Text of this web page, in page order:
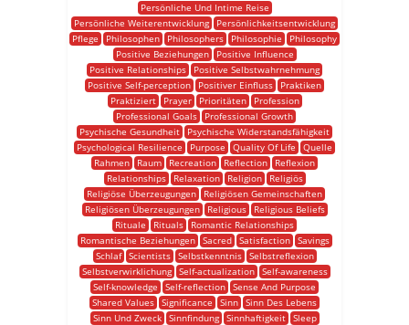
Persönliche Und Intime Reise
Persönliche Weiterentwicklung
Persönlichkeitsentwicklung
Pflege
Philosophen Philosophers Philosophie
Philosophy
Positive Beziehungen
Positive Influence
Positive Relationships
Positive Selbstwahrnehmung
Positive Self-perception
Positiver Einfluss
Praktiken
Praktiziert
Prayer Prioritäten
Profession
Professional Goals
Professional Growth
Psychische Gesundheit
Psychische Widerstandsfähigkeit
Psychological Resilience
Purpose Quality Of Life
Quelle
Rahmen
Raum Recreation Reflection
Reflexion
Relationships
Relaxation Religion
Religiös
Religiöse Überzeugungen
Religiösen Gemeinschaften
Religiösen Überzeugungen
Religious
Religious Beliefs
Rituale
Rituals
Romantic Relationships
Romantische Beziehungen
Sacred Satisfaction
Savings
Schlaf
Scientists Selbstkenntnis
Selbstreflexion
Selbstverwirklichung
Self-actualization
Self-awareness
Self-knowledge
Self-reflection Sense And Purpose
Shared Values Significance Sinn Sinn Des Lebens
Sinn Und Zweck
Sinnfindung Sinnhaftigkeit
Sleep